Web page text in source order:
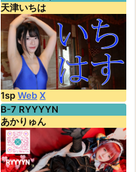
天津いちは
1spWeb X
B-7 RYYYYN
あかりゅん